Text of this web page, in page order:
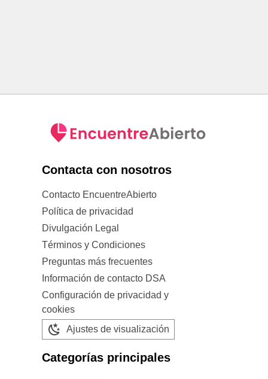
Contacta con nosotros
Contacto EncuentreAbierto
Política de privacidad
Divulgación Legal
Términos y Condiciones
Preguntas más frecuentes
Información de contacto DSA
Configuración de privacidad y
cookies
Ajustes de visualización
Categorías principales